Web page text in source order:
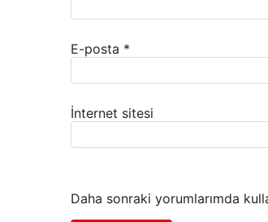
E-posta *
İnternet sitesi
Daha sonraki yorumlarımda